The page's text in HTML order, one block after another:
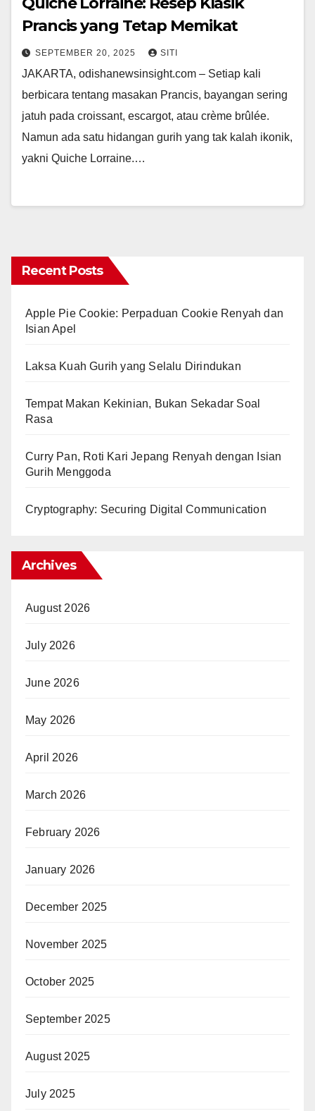
Prancis yang Tetap Memikat
SEPTEMBER 20, 2025 SITI
JAKARTA, odishanewsinsight.com – Setiap kali
berbicara tentang masakan Prancis, bayangan sering
jatuh pada croissant, escargot, atau crème brûlée.
Namun ada satu hidangan gurih yang tak kalah ikonik,
yakni Quiche Lorraine.…
Recent Posts
Apple Pie Cookie: Perpaduan Cookie Renyah dan
Isian Apel
Laksa Kuah Gurih yang Selalu Dirindukan
Tempat Makan Kekinian, Bukan Sekadar Soal
Rasa
Curry Pan, Roti Kari Jepang Renyah dengan Isian
Gurih Menggoda
Cryptography: Securing Digital Communication
Archives
August 2026
July 2026
June 2026
May 2026
April 2026
March 2026
February 2026
January 2026
December 2025
November 2025
October 2025
September 2025
August 2025
July 2025